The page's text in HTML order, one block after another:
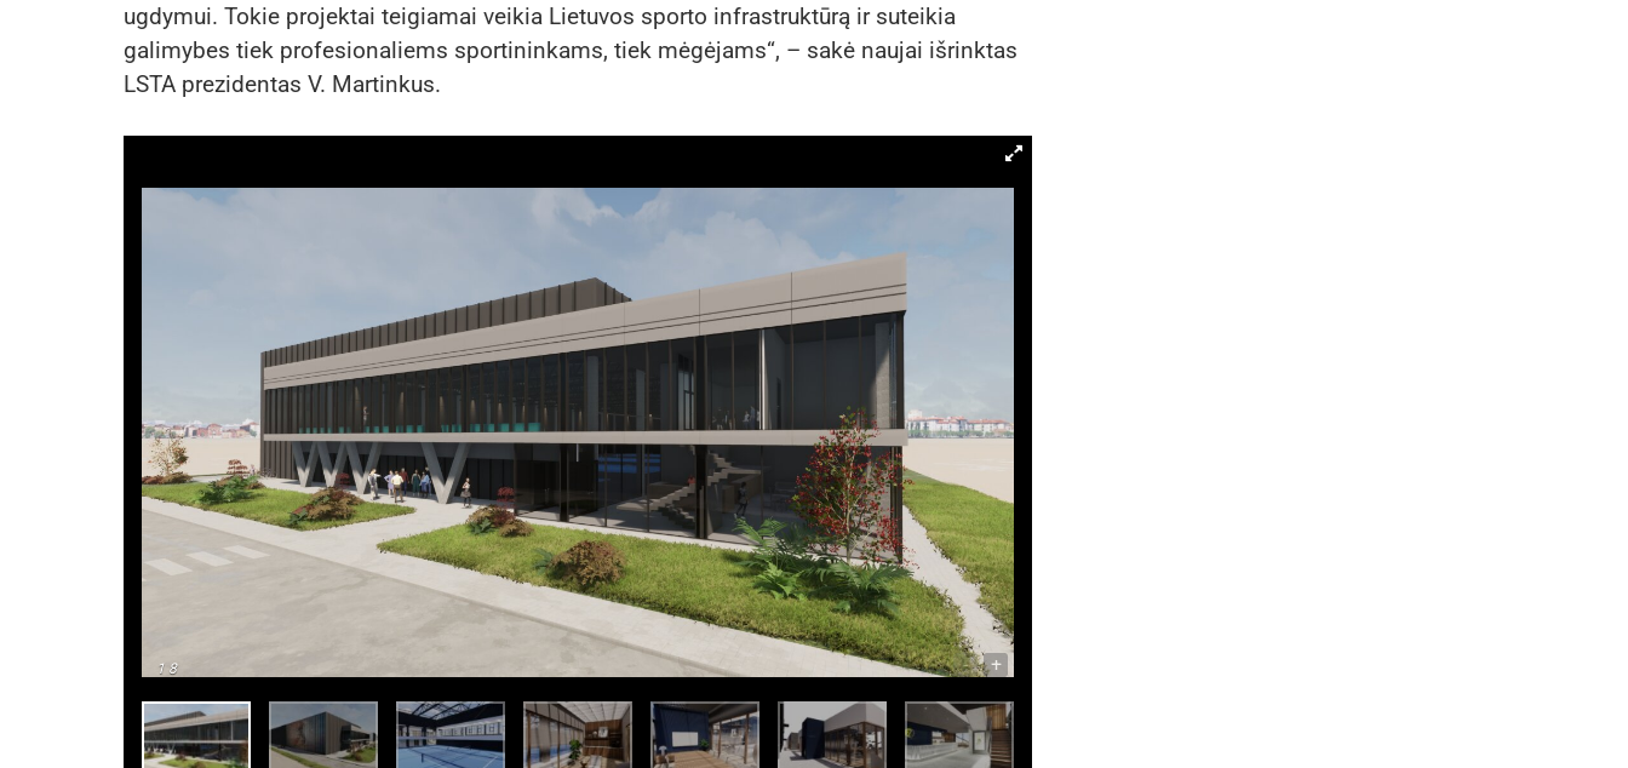
ugdymui. Tokie projektai teigiamai veikia Lietuvos sporto infrastruktūrą ir suteikia
galimybes tiek profesionaliems sportininkams, tiek mėgėjams“, – sakė naujai išrinktas
LSTA prezidentas V. Martinkus.
1 8 - +